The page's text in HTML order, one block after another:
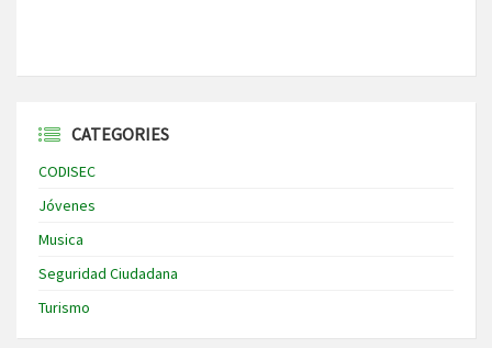
CATEGORIES
CODISEC
Jóvenes
Musica
Seguridad Ciudadana
Turismo